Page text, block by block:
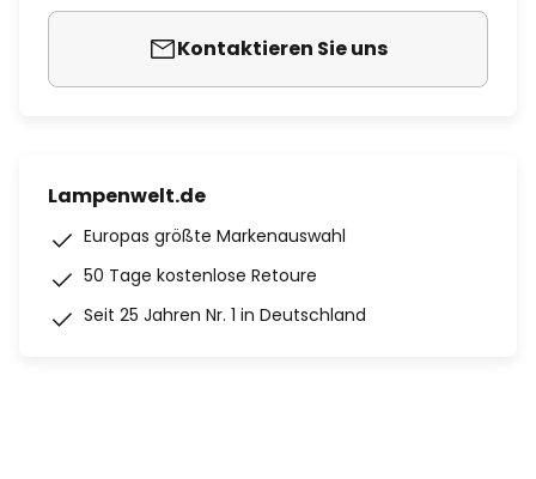
Kontaktieren Sie uns
Lampenwelt.de
Europas größte Markenauswahl
50 Tage kostenlose Retoure
Seit 25 Jahren Nr. 1 in Deutschland